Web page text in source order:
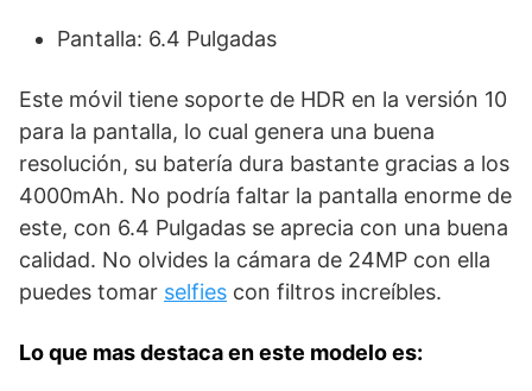
Pantalla: 6.4 Pulgadas
Este móvil tiene soporte de HDR en la versión 10
para la pantalla, lo cual genera una buena
resolución, su batería dura bastante gracias a los
4000mAh. No podría faltar la pantalla enorme de
este, con 6.4 Pulgadas se aprecia con una buena
calidad. No olvides la cámara de 24MP con ella
puedes tomar selfies con filtros increíbles.
Lo que mas destaca en este modelo es: